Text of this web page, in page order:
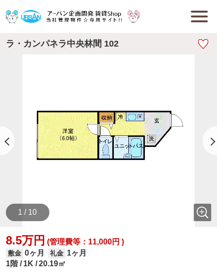
ラ・カンパネラ中央林間 102
1 / 10
8.5万円 (管理費等：11,000円 )
敷金 0ヶ月 礼金 1ヶ月
1階
1K 20.19㎡